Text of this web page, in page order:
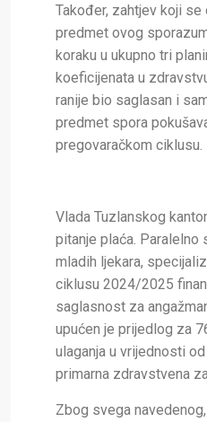
Također, zahtjev koji
predmet ovog
koraku u ukupno tri
koeficijenata u
ranije bio saglasan i
predmet spora
pregovaračkom ciklusu.
Vlada Tuzlanskog
pitanje plaća. Paralelno
mladih ljekara,
ciklusu 2024/2025
saglasnost za
upućen je prijedlog za
ulaganja u vrijednosti
primarna zdravstvena
Zbog svega